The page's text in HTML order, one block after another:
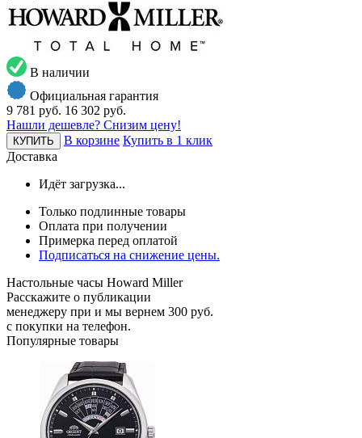
В наличии
Официальная гарантия
9 781 руб. 16 302 руб.
Нашли дешевле? Снизим цену!
КУПИТЬ В корзине Купить в 1 клик
Доставка
Идёт загрузка...
Только подлинные товары
Оплата при получении
Примерка перед оплатой
Подписаться на снижение цены.
Настольные часы Howard Miller
Расскажите о публикации
менеджеру при и мы вернем 300 руб.
с покупки на телефон.
Популярные товары